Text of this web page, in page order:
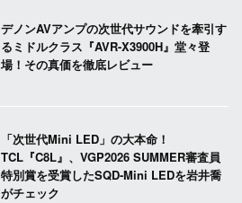
デノンAVアンプの次世代サウンドを牽引す
るミドルクラス『AVR-X3900H』堂々登
場！その真価を徹底レビュー
「次世代Mini LED」の大本命！
TCL『C8L』、VGP2026 SUMMER審査員
特別賞を受賞したSQD-Mini LEDを岩井喬
がチェック